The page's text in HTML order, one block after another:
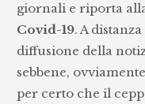
giornali e riporta
Covid-19. A
diffusione della
sebbene,
per certo che il